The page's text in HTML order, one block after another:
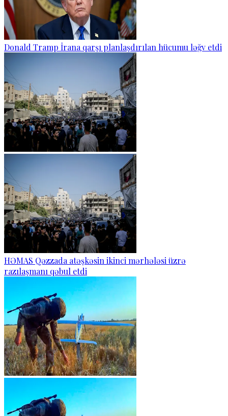
Donald Tramp İrana qarşı planlaşdırılan hücumu ləğv etdi
HƏMAS Qəzzada atəşkəsin ikinci mərhələsi üzrə
razılaşmanı qəbul etdi